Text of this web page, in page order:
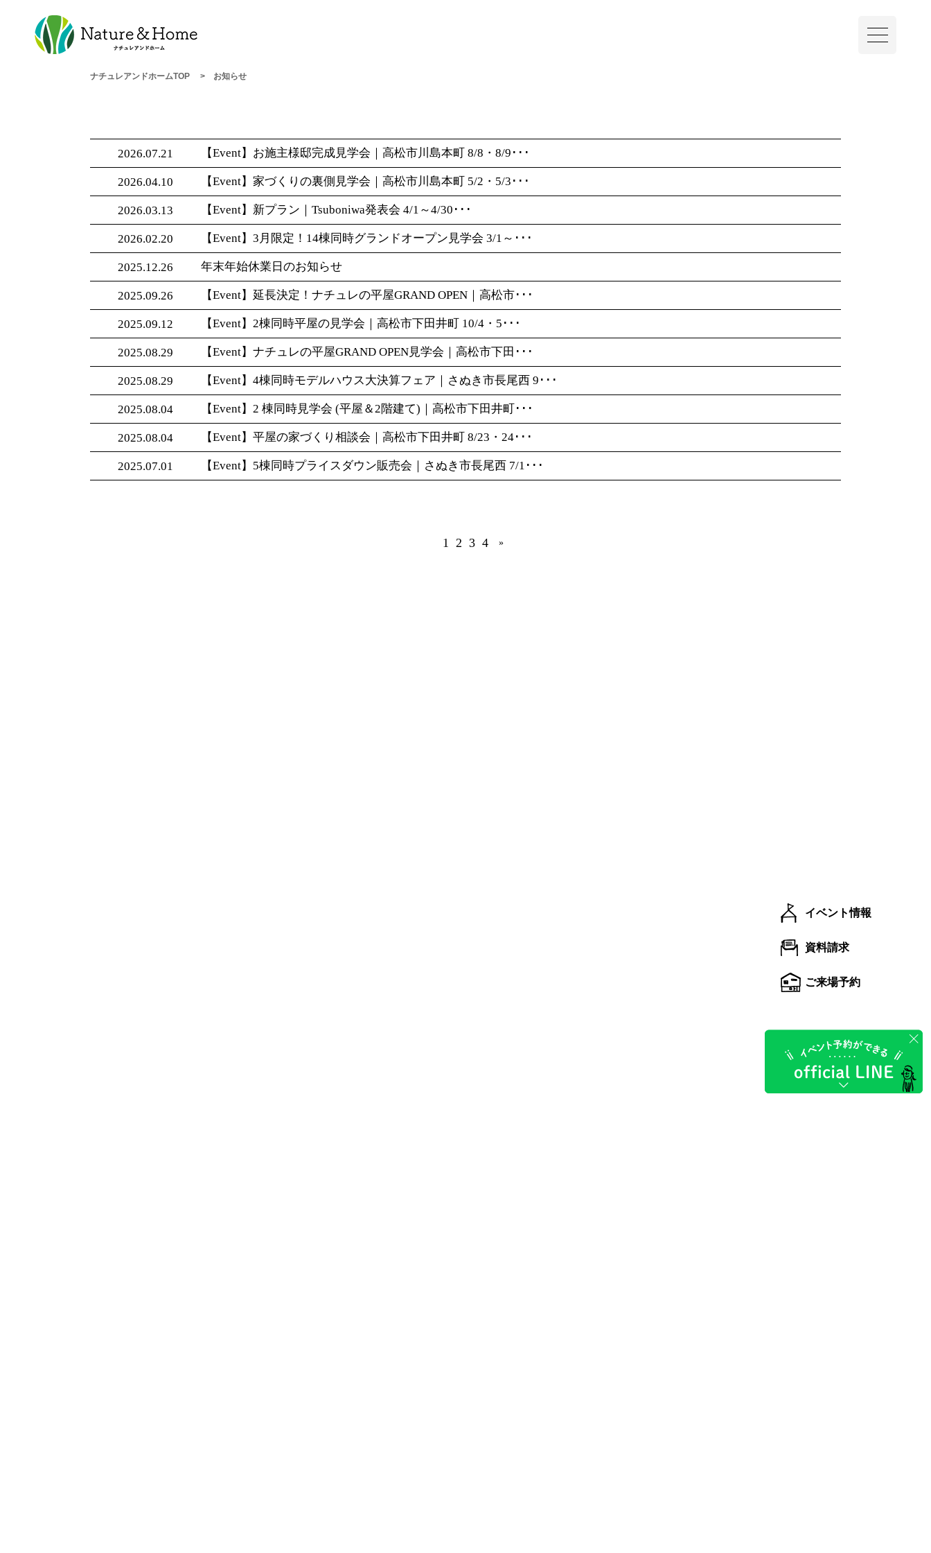
イベント情報
資料請求
ご来場予約
ナチュレアンドホームTOP お知らせ
2026.07.21 【Event】お施主様邸完成見学会｜高松市川島本町 8/8・8/9･･･
2026.04.10 【Event】家づくりの裏側見学会｜高松市川島本町 5/2・5/3･･･
2026.03.13 【Event】新プラン｜Tsuboniwa発表会 4/1～4/30･･･
2026.02.20 【Event】3月限定！14棟同時グランドオープン見学会 3/1～･･･
2025.12.26 年末年始休業日のお知らせ
2025.09.26 【Event】延長決定！ナチュレの平屋GRAND OPEN｜高松市･･･
2025.09.12 【Event】2棟同時平屋の見学会｜高松市下田井町 10/4・5･･･
2025.08.29 【Event】ナチュレの平屋GRAND OPEN見学会｜高松市下田･･･
2025.08.29 【Event】4棟同時モデルハウス大決算フェア｜さぬき市長尾西 9･･･
2025.08.04 【Event】2 棟同時見学会 (平屋＆2階建て)｜高松市下田井町･･･
2025.08.04 【Event】平屋の家づくり相談会｜高松市下田井町 8/23・24･･･
2025.07.01 【Event】5棟同時プライスダウン販売会｜さぬき市長尾西 7/1･･･
1 2 3 4 »